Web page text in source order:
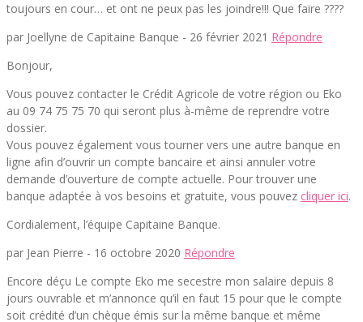
toujours en cour… et ont ne peux pas les joindre!!! Que faire ????
par Joellyne de Capitaine Banque - 26 février 2021 Répondre
Bonjour,
Vous pouvez contacter le Crédit Agricole de votre région ou Eko
au 09 74 75 75 70 qui seront plus à-même de reprendre votre
dossier.
Vous pouvez également vous tourner vers une autre banque en
ligne afin d’ouvrir un compte bancaire et ainsi annuler votre
demande d’ouverture de compte actuelle. Pour trouver une
banque adaptée à vos besoins et gratuite, vous pouvez cliquer ici.
Cordialement, l’équipe Capitaine Banque.
par Jean Pierre - 16 octobre 2020 Répondre
Encore déçu Le compte Eko me secestre mon salaire depuis 8
jours ouvrable et m’annonce qu’il en faut 15 pour que le compte
soit crédité d’un chèque émis sur la même banque et même